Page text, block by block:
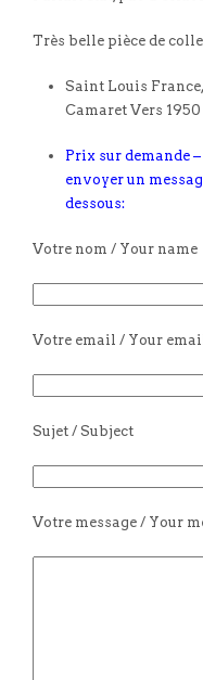
Très belle pièce de
Saint Louis
Camaret Vers
Prix sur demande
envoyer un
dessous:
Votre nom / Your name
Votre email / Your email
Sujet / Subject
Votre message / Your